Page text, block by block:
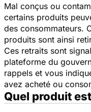
Mal conçus ou
certains produits
des consommateurs.
produits sont ainsi
Ces retraits sont
plateforme du
rappels et vous
avez acheté ou
Quel produit